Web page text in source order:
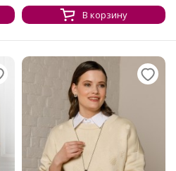
В корзину